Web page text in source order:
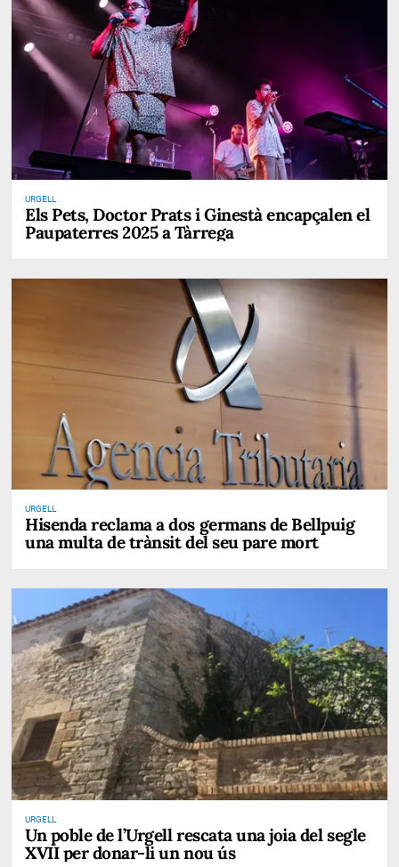
URGELL
Els Pets, Doctor Prats i Ginestà encapçalen el
Paupaterres 2025 a Tàrrega
URGELL
Hisenda reclama a dos germans de Bellpuig
una multa de trànsit del seu pare mort
URGELL
Un poble de l’Urgell rescata una joia del segle
XVII per donar-li un nou ús